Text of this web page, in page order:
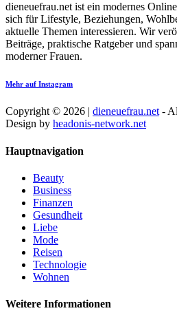
dieneuefrau.net ist ein modernes
sich für Lifestyle, Beziehungen,
aktuelle Themen interessieren. Wir
Beiträge, praktische Ratgeber und
moderner Frauen.
Mehr auf Instagram
Copyright © 2026 | dieneuefrau.net -
Design by headonis-network.net
Hauptnavigation
Beauty
Business
Finanzen
Gesundheit
Liebe
Mode
Reisen
Technologie
Wohnen
Weitere Informationen